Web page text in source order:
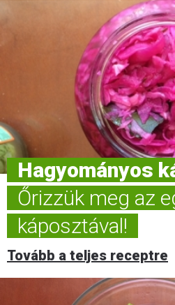
Hagyományos
Őrizzük meg az
káposztával!
Tovább a teljes receptre